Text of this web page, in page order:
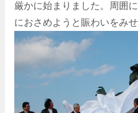
厳かに始まりました。周囲
におさめようと賑わいをみせ